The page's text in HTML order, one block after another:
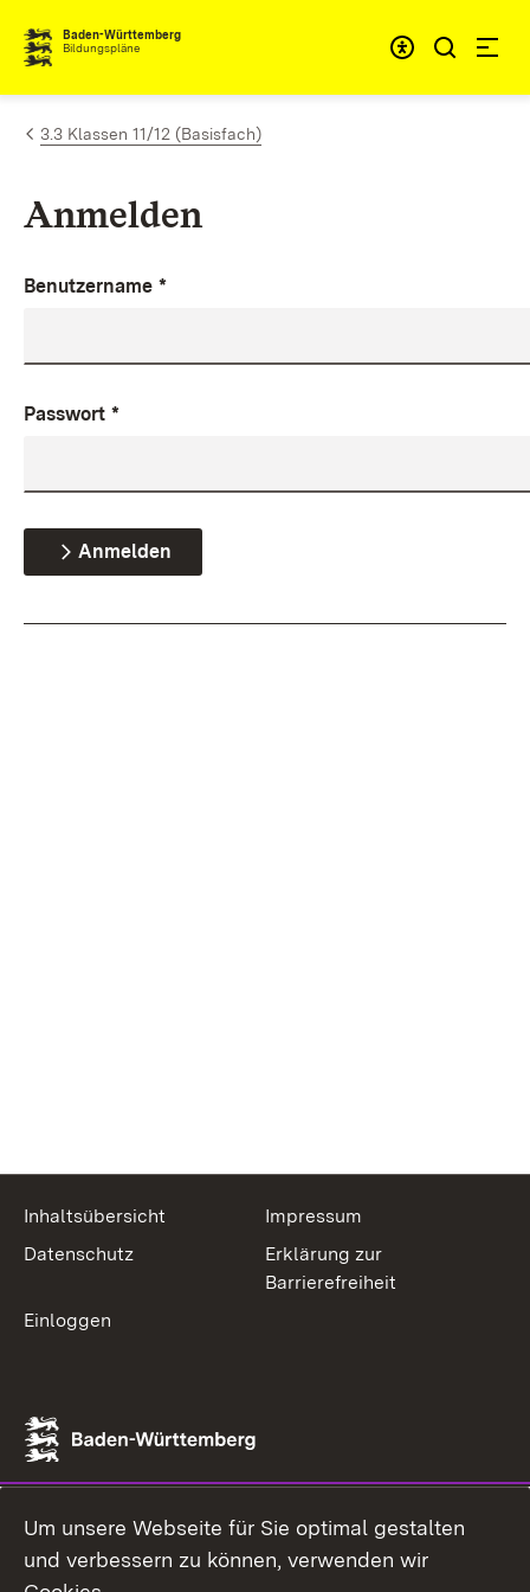
Zum Inhalt springen
Baden-Württemberg
Bildungspläne
3.3 Klassen 11/12 (Basisfach)
Anmelden
Benutzername *
Passwort *
Anmelden
Inhaltsübersicht
Impressum
Datenschutz
Erklärung zur
Barrierefreiheit
Einloggen
Um unsere Webseite für Sie optimal gestalten
und verbessern zu können, verwenden wir